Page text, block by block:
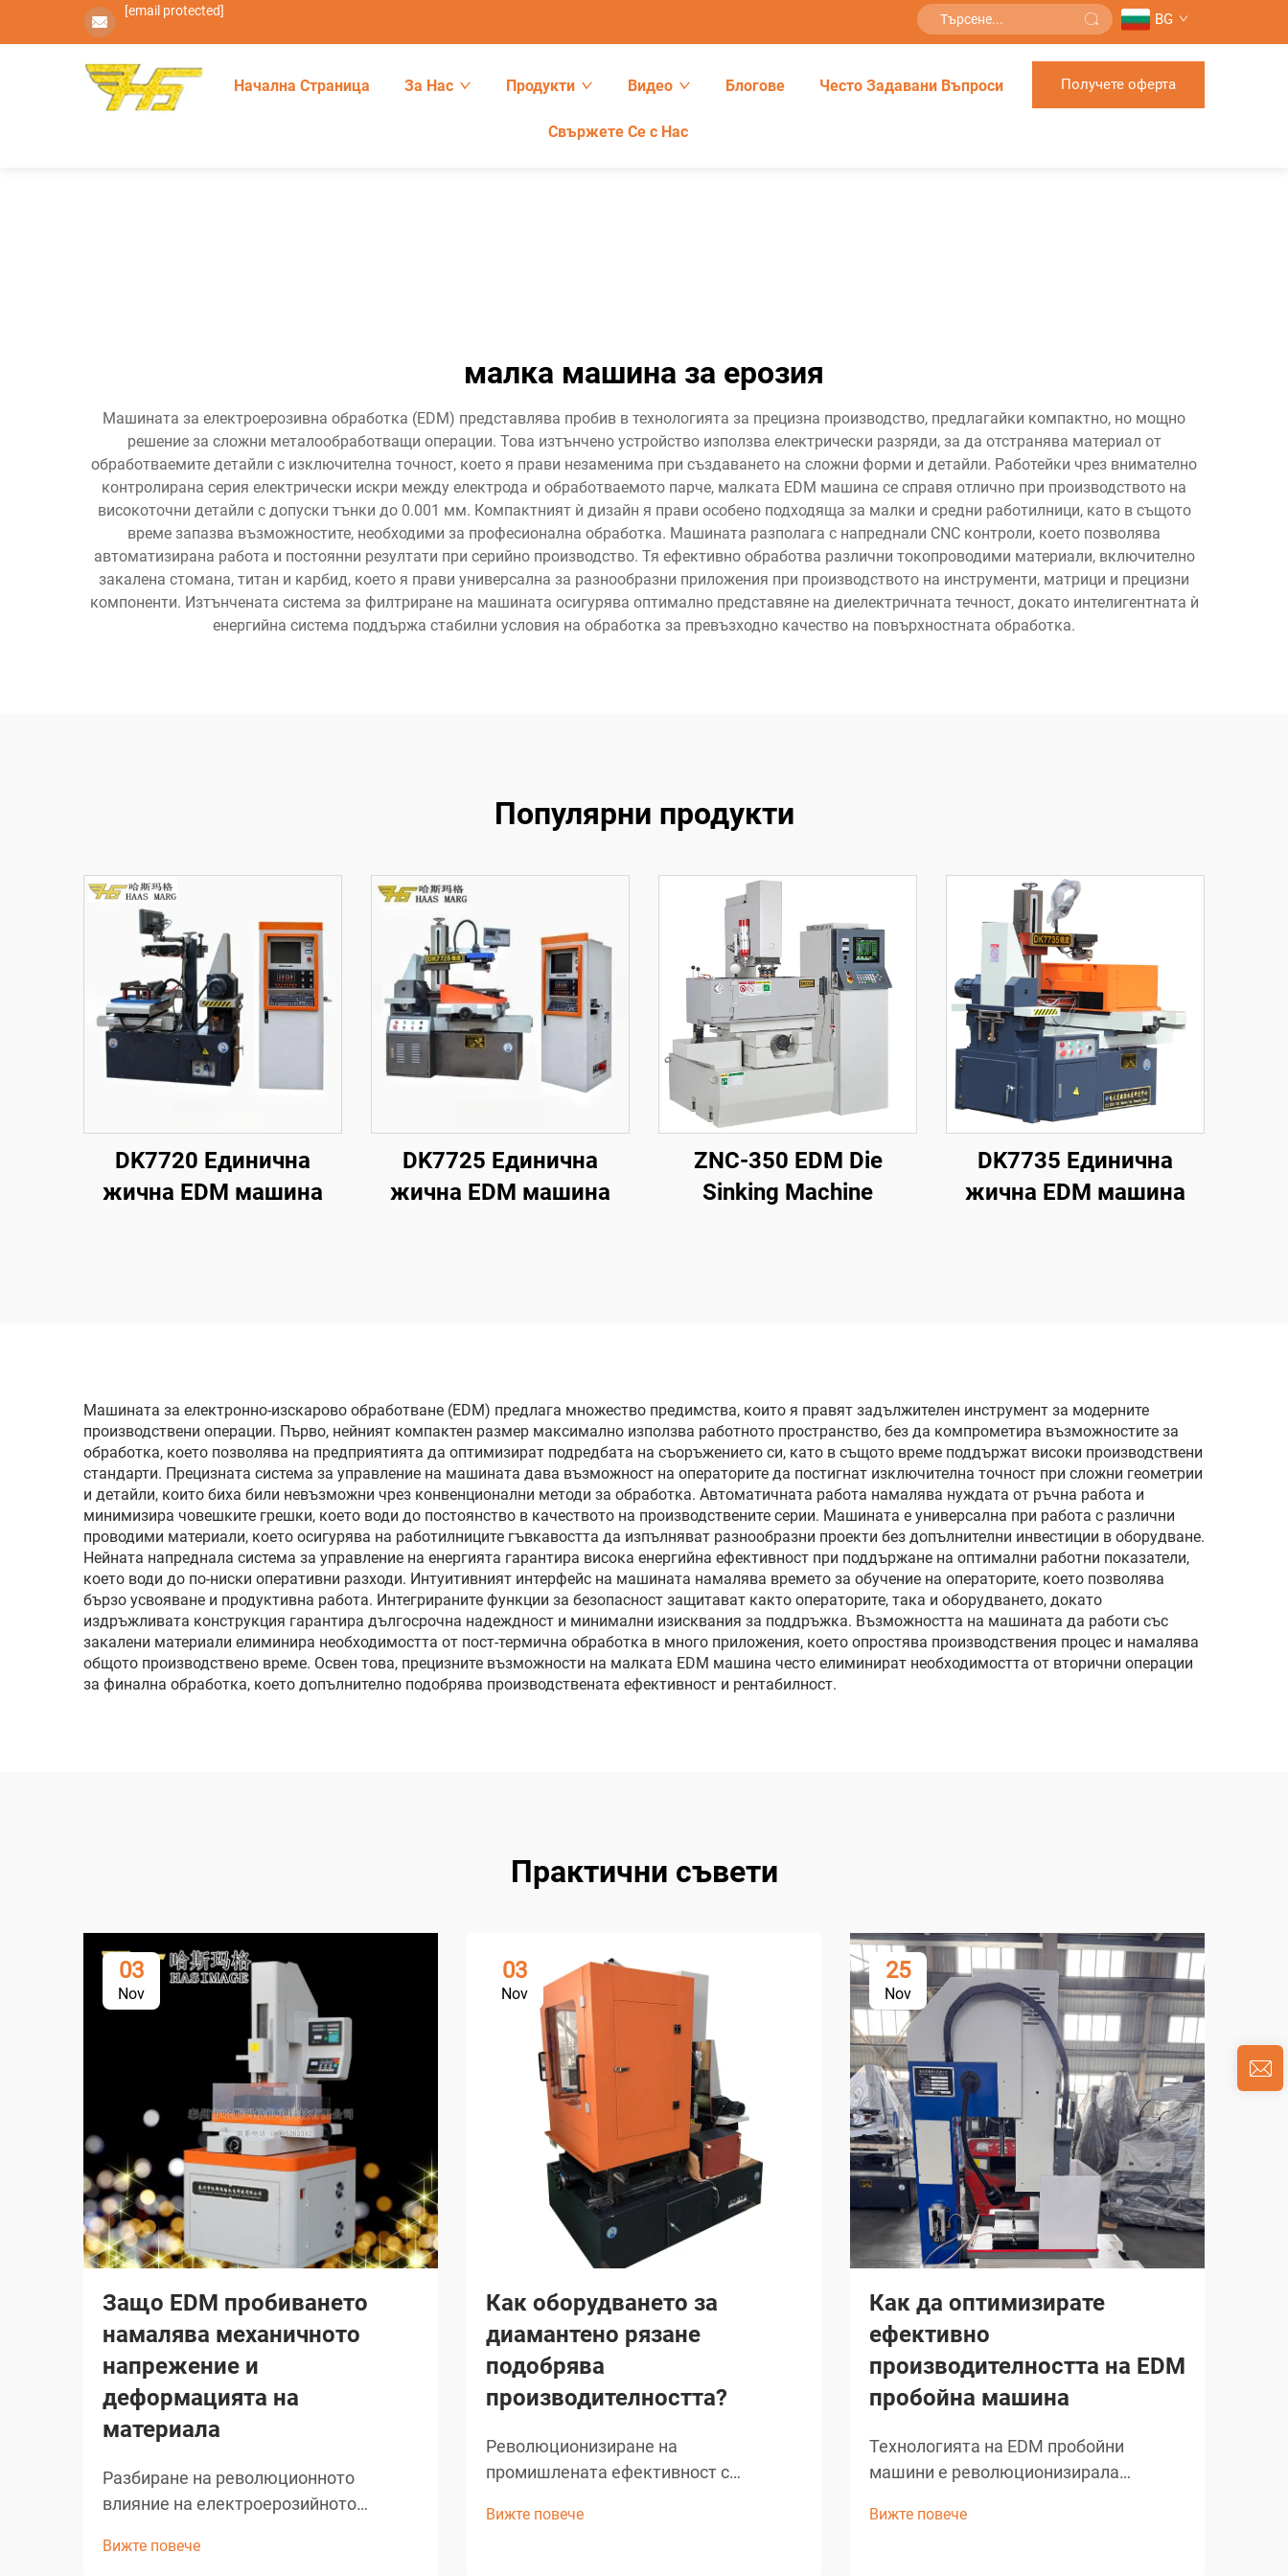
[email protected] BG
Начална Страница За Нас Продукти Видео Блогове Често Задавани Въпроси
Свържете Се с Нас
Получете оферта
малка машина за ерозия
Машината за електроерозивна обработка (EDM) представлява пробив в технологията за прецизна производство, предлагайки компактно, но мощно
решение за сложни металообработващи операции. Това изтънчено устройство използва електрически разряди, за да отстранява материал от
обработваемите детайли с изключителна точност, което я прави незаменима при създаването на сложни форми и детайли. Работейки чрез внимателно
контролирана серия електрически искри между електрода и обработваемото парче, малката EDM машина се справя отлично при производството на
високоточни детайли с допуски тънки до 0.001 мм. Компактният ѝ дизайн я прави особено подходяща за малки и средни работилници, като в същото
време запазва възможностите, необходими за професионална обработка. Машината разполага с напреднали CNC контроли, което позволява
автоматизирана работа и постоянни резултати при серийно производство. Тя ефективно обработва различни токопроводими материали, включително
закалена стомана, титан и карбид, което я прави универсална за разнообразни приложения при производството на инструменти, матрици и прецизни
компоненти. Изтънчената система за филтриране на машината осигурява оптимално представяне на диелектричната течност, докато интелигентната ѝ
енергийна система поддържа стабилни условия на обработка за превъзходно качество на повърхностната обработка.
Популярни продукти
DK7720 Единична
жична EDM машина
DK7725 Единична
жична EDM машина
ZNC-350 EDM Die
Sinking Machine
DK7735 Единична
жична EDM машина
Машината за електронно-изскарово обработване (EDM) предлага множество предимства, които я правят задължителен инструмент за модерните
производствени операции. Първо, нейният компактен размер максимално използва работното пространство, без да компрометира възможностите за
обработка, което позволява на предприятията да оптимизират подредбата на съоръжението си, като в същото време поддържат високи производствени
стандарти. Прецизната система за управление на машината дава възможност на операторите да постигнат изключителна точност при сложни геометрии
и детайли, които биха били невъзможни чрез конвенционални методи за обработка. Автоматичната работа намалява нуждата от ръчна работа и
минимизира човешките грешки, което води до постоянство в качеството на производствените серии. Машината е универсална при работа с различни
проводими материали, което осигурява на работилниците гъвкавостта да изпълняват разнообразни проекти без допълнителни инвестиции в оборудване.
Нейната напреднала система за управление на енергията гарантира висока енергийна ефективност при поддържане на оптимални работни показатели,
което води до по-ниски оперативни разходи. Интуитивният интерфейс на машината намалява времето за обучение на операторите, което позволява
бързо усвояване и продуктивна работа. Интегрираните функции за безопасност защитават както операторите, така и оборудването, докато
издръжливата конструкция гарантира дългосрочна надеждност и минимални изисквания за поддръжка. Възможността на машината да работи със
закалени материали елиминира необходимостта от пост-термична обработка в много приложения, което опростява производствения процес и намалява
общото производствено време. Освен това, прецизните възможности на малката EDM машина често елиминират необходимостта от вторични операции
за финална обработка, което допълнително подобрява производствената ефективност и рентабилност.
Практични съвети
03
Nov
Защо EDM пробиването
намалява механичното
напрежение и
деформацията на
материала
Разбиране на революционното
влияние на електроерозийното
представлява едно от най-значимите
Вижте повече
03
Nov
Как оборудването за
диамантено рязане
подобрява
производителността?
Революционизиране на
промишлената ефективност с
Строителната и производствената
Вижте повече
25
Nov
Как да оптимизирате
ефективно
производителността на EDM
пробойна машина
Технологията на EDM пробойни
машини е революционизирала
изискващи възможности за пробиване
Вижте повече